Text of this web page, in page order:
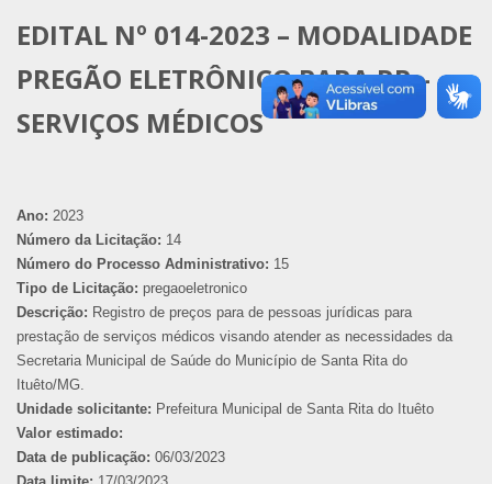
EDITAL Nº 014-2023 – MODALIDADE
PREGÃO ELETRÔNICO PARA RP –
SERVIÇOS MÉDICOS
Ano: 2023
Número da Licitação: 14
Número do Processo Administrativo: 15
Tipo de Licitação: pregaoeletronico
Descrição: Registro de preços para de pessoas jurídicas para
prestação de serviços médicos visando atender as necessidades da
Secretaria Municipal de Saúde do Município de Santa Rita do
Ituêto/MG.
Unidade solicitante: Prefeitura Municipal de Santa Rita do Ituêto
Valor estimado:
Data de publicação: 06/03/2023